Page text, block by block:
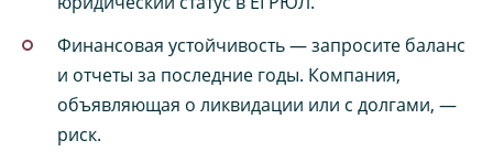
Финансовая устойчивость — запросите баланс
и отчеты за последние годы. Компания,
объявляющая о ликвидации или с долгами, —
риск.